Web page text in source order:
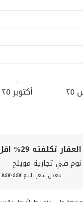
أكتوبر ٢٥
تكلفته 29%
في تجارية مويلح
معدل سعر البيع٨٤٧٬٤٤٧ درهم